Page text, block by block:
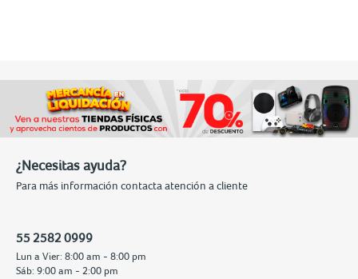
¿Necesitas ayuda?
Para más información contacta atención a cliente
55 2582 0999
Lun a Vier: 8:00 am - 8:00 pm
Sáb: 9:00 am - 2:00 pm